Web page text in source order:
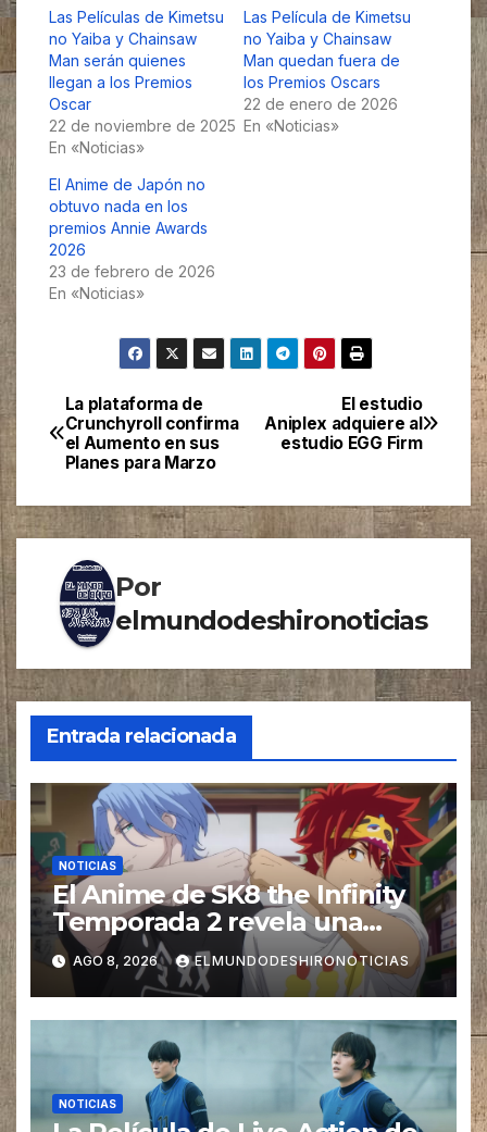
Las Películas de Kimetsu
no Yaiba y Chainsaw
Man serán quienes
llegan a los Premios
Oscar
22 de noviembre de 2025
En «Noticias»
Las Película de Kimetsu
no Yaiba y Chainsaw
Man quedan fuera de
los Premios Oscars
22 de enero de 2026
En «Noticias»
El Anime de Japón no
obtuvo nada en los
premios Annie Awards
2026
23 de febrero de 2026
En «Noticias»
Navegación
de
entradas
El estudio
Aniplex adquiere al
estudio EGG Firm
La plataforma de
Crunchyroll confirma
el Aumento en sus
Planes para Marzo
Por
elmundodeshironoticias
Entrada relacionada
NOTICIAS
El Anime de SK8 the Infinity
Temporada 2 revela una
imagen promocional
AGO 8, 2026 ELMUNDODESHIRONOTICIAS
NOTICIAS